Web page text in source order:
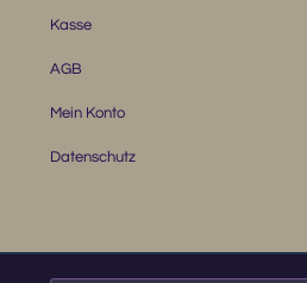
Kasse
AGB
Mein Konto
Datenschutz